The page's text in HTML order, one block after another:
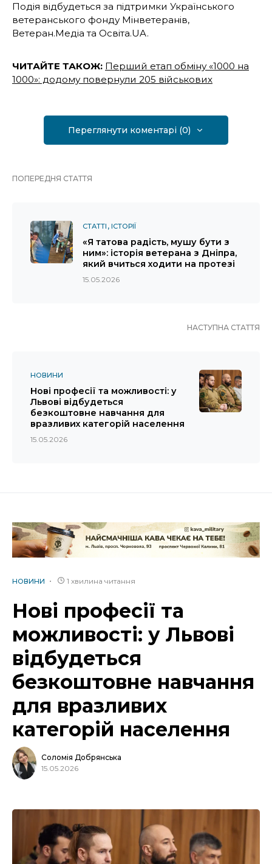
Подія відбудеться за підтримки Українського
ветеранського фонду Мінветеранів,
Ветеран.Медіа та Освіта.UA.
ЧИТАЙТЕ ТАКОЖ: Перший етап обміну «1000 на
1000»: додому повернули 205 військових
Переглянути коментарі (0)
ПОПЕРЕДНЯ СТАТТЯ
СТАТТІ ІСТОРІЇ
«Я татова радість, мушу бути з
ним»: історія ветерана з Дніпра,
який вчиться ходити на протезі
15.05.2026
НАСТУПНА СТАТТЯ
НОВИНИ
Нові професії та можливості: у
Львові відбудеться
безкоштовне навчання для
вразливих категорій населення
15.05.2026
НОВИНИ 1 хвилина читання
Нові професії та
можливості: у Львові
відбудеться
безкоштовне навчання
для вразливих
категорій населення
Соломія Добрянська
15.05.2026